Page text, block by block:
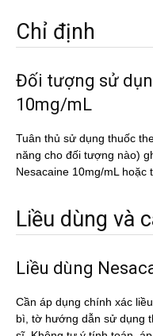
Chỉ định
Đối tượng sử
10mg/mL
Tuân thủ sử dụng thuốc
năng cho đối tượng nào)
Nesacaine 10mg/mL hoặc
Liều dùng và
Liều dùng
Cần áp dụng chính xác
bì, tờ hướng dẫn sử dụng